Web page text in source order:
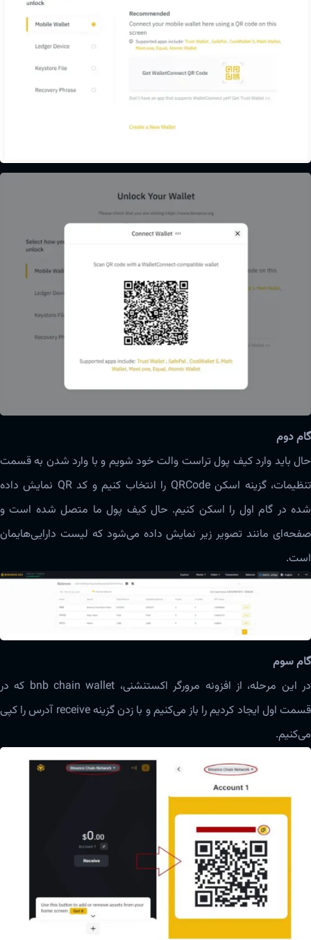
گام دوم
حال باید وارد کیف پول تراست والت خود شویم و با وارد شدن به قسمت
تنظیمات، گزینه اسکن QRCode را انتخاب کنیم و کد QR نمایش داده
شده در گام اول را اسکن کنیم. حال کیف پول ما متصل شده است و
صفحه‌ای مانند تصویر زیر نمایش داده می‌شود که لیست دارایی‌هایمان
است.
گام سوم
در این مرحله، از افزونه مرورگر اکستنشنی، bnb chain wallet که در
قسمت اول ایجاد کردیم را باز می‌کنیم و با زدن گزینه‌ receive آدرس را کپی
می‌کنیم.